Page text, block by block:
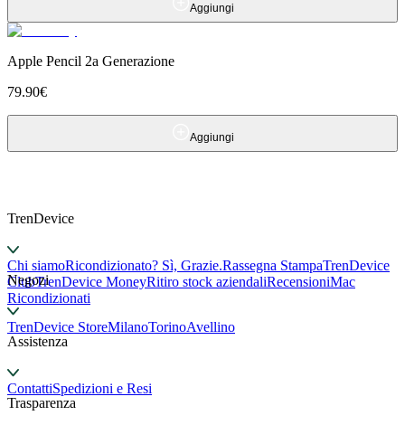
Aggiungi
Apple Pencil 2a Generazione
79.90€
Aggiungi
TrenDevice
Chi siamoRicondizionato? Sì, Grazie.Rassegna StampaTrenDevice
ClubTrenDevice MoneyRitiro stock aziendaliRecensioniMac
Ricondizionati
Negozi
TrenDevice StoreMilanoTorinoAvellino
Assistenza
ContattiSpedizioni e Resi
Trasparenza